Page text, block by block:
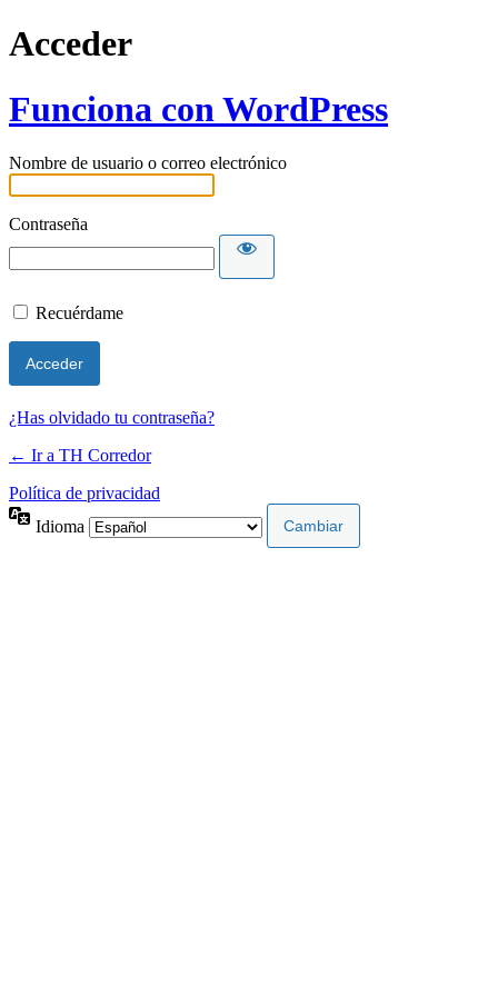
Acceder
Funciona con WordPress
Nombre de usuario o correo electrónico
Contraseña
Recuérdame
¿Has olvidado tu contraseña?
← Ir a TH Corredor
Política de privacidad
Idioma